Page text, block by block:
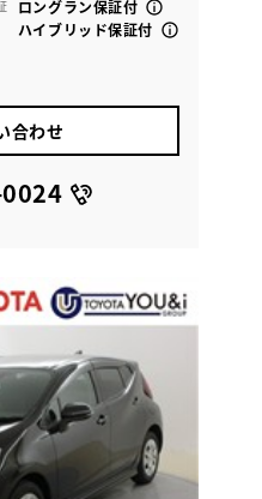
ロングラン保証付
ハイブリッド保証付
合わせ